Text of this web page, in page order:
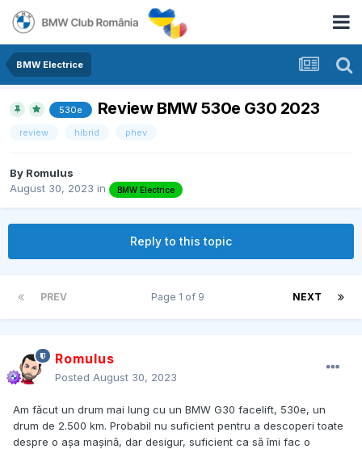
BMW Electrice
530e Review BMW 530e G30 2023
review hibrid phev
By Romulus
August 30, 2023 in BMW Electrice
Reply to this topic
PREV NEXT
Page 1 of 9
Romulus
Posted August 30, 2023
Am făcut un drum mai lung cu un BMW G30 facelift, 530e, un
drum de 2.500 km. Probabil nu suficient pentru a descoperi toate
despre o așa mașină, dar desigur, suficient ca să îmi fac o